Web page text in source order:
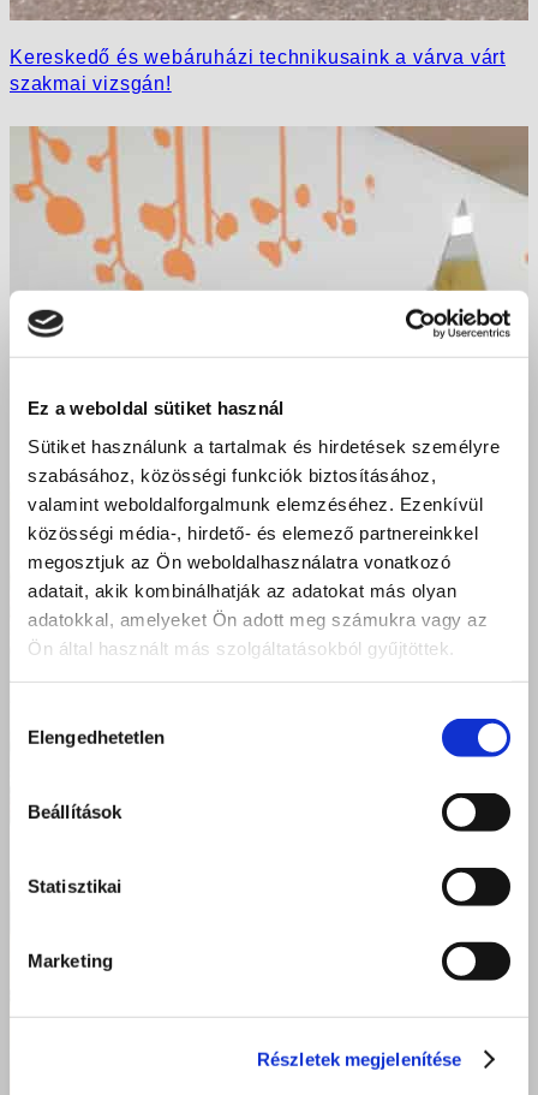
Ez a weboldal sütiket használ
Sütiket használunk a tartalmak és hirdetések személyre
szabásához, közösségi funkciók biztosításához,
valamint weboldalforgalmunk elemzéséhez. Ezenkívül
közösségi média-, hirdető- és elemező partnereinkkel
megosztjuk az Ön weboldalhasználatra vonatkozó
adatait, akik kombinálhatják az adatokat más olyan
adatokkal, amelyeket Ön adott meg számukra vagy az
Ön által használt más szolgáltatásokból gyűjtöttek.
kiválasztása
Elengedhetetlen
Beállítások
Statisztikai
Marketing
Részletek megjelenítése
Kereskedő és webáruházi technikusaink a várva várt
szakmai vizsgán!